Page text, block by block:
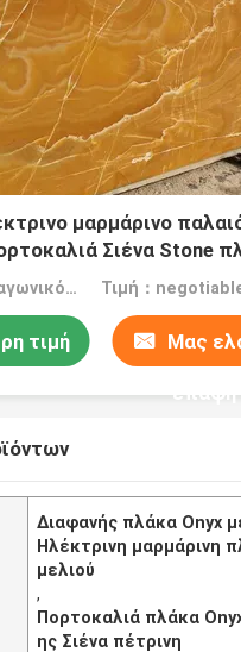
μαρμάρινο
Σιένα Stone
MOQ：20 τετραγωνικό μέτρο/τετράγωνο Τιμή：
τιμή Μας
επαφή
Διαφανής πλάκα Onyx
Ηλέκτρινη μαρμάρινη
μελιού
,
Πορτοκαλιά πλάκα
ης Σιένα πέτρινη